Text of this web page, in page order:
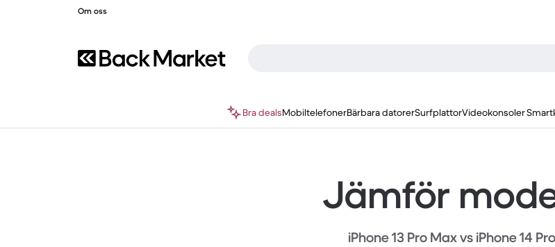
Om oss
Bra dealsMobiltelefonerBärbara datorerSurfplattorVideokonsoler
Jämför
iPhone 13 Pro Max vs iPhone 14